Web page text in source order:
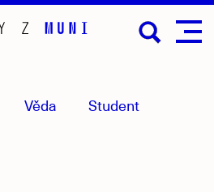
Věda Student